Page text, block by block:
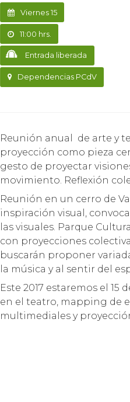
Viernes 15
11:00 hrs.
Entrada liberada
Dependencias PCdV
Reunión anual de arte y tecnología, mundo del VJ y todo artista que maneje la
proyección como pieza
gesto de proyectar
movimiento. Reflexión
Reunión en un cerro de
inspiración visual,
las visuales. Parque
con proyecciones
buscarán proponer
la música y al sentir del
Este 2017 estaremos el
en el teatro, mapping de
multimediales y